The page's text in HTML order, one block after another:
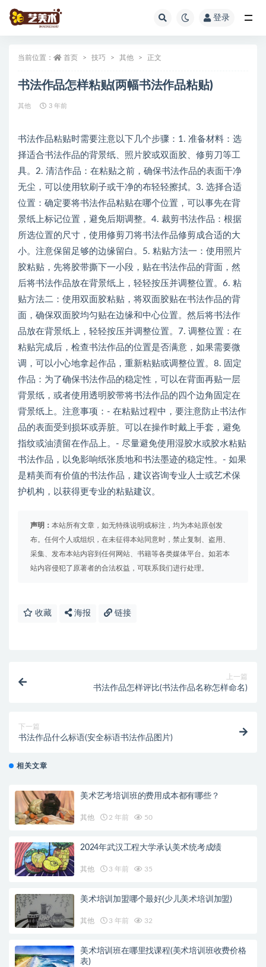
登录
当前位置： 首页 技巧 其他 正文
书法作品怎样粘贴(两幅书法作品粘贴)
其他 3 年前
书法作品粘贴时需要注意以下几个步骤：1. 准备材料：选
择适合书法作品的背景纸、照片胶或双面胶、修剪刀等工
具。2. 清洁作品：在粘贴之前，确保书法作品的表面干净
无尘，可以使用软刷子或干净的布轻轻擦拭。3. 选择合适
位置：确定要将书法作品粘贴在哪个位置，可以事先在背
景纸上标记位置，避免后期调整。4. 裁剪书法作品：根据
所选位置的尺寸，使用修剪刀将书法作品修剪成合适的大
小。注意保留足够的边缘留白。5. 粘贴方法一：使用照片
胶粘贴，先将胶带撕下一小段，贴在书法作品的背面，然
后将书法作品放在背景纸上，轻轻按压并调整位置。6. 粘
贴方法二：使用双面胶粘贴，将双面胶贴在书法作品的背
面，确保双面胶均匀贴在边缘和中心位置。然后将书法作
品放在背景纸上，轻轻按压并调整位置。7. 调整位置：在
粘贴完成后，检查书法作品的位置是否满意，如果需要微
调，可以小心地拿起作品，重新粘贴或调整位置。8. 固定
作品：为了确保书法作品的稳定性，可以在背面再贴一层
背景纸，或者使用透明胶带将书法作品的四个边角固定在
背景纸上。注意事项：- 在粘贴过程中，要注意防止书法作
品的表面受到损坏或弄脏。可以在操作时戴上手套，避免
指纹或油渍留在作品上。- 尽量避免使用湿胶水或胶水粘贴
书法作品，以免影响纸张质地和书法墨迹的稳定性。- 如果
是精美而有价值的书法作品，建议咨询专业人士或艺术保
护机构，以获得更专业的粘贴建议。
声明： 本站所有文章，如无特殊说明或标注，均为本站原创发
布。任何个人或组织，在未征得本站同意时，禁止复制、盗用、
采集、发布本站内容到任何网站、书籍等各类媒体平台。如若本
站内容侵犯了原著者的合法权益，可联系我们进行处理。
收藏 海报 链接
上一篇
书法作品怎样评比(书法作品名称怎样命名)
下一篇
书法作品什么标语(安全标语书法作品图片)
相关文章
美术艺考培训班的费用成本都有哪些？
其他 2 年前 50
2024年武汉工程大学承认美术统考成绩
其他 3 年前 35
美术培训加盟哪个最好(少儿美术培训加盟)
其他 3 年前 32
美术培训班在哪里找课程(美术培训班收费价格
表)